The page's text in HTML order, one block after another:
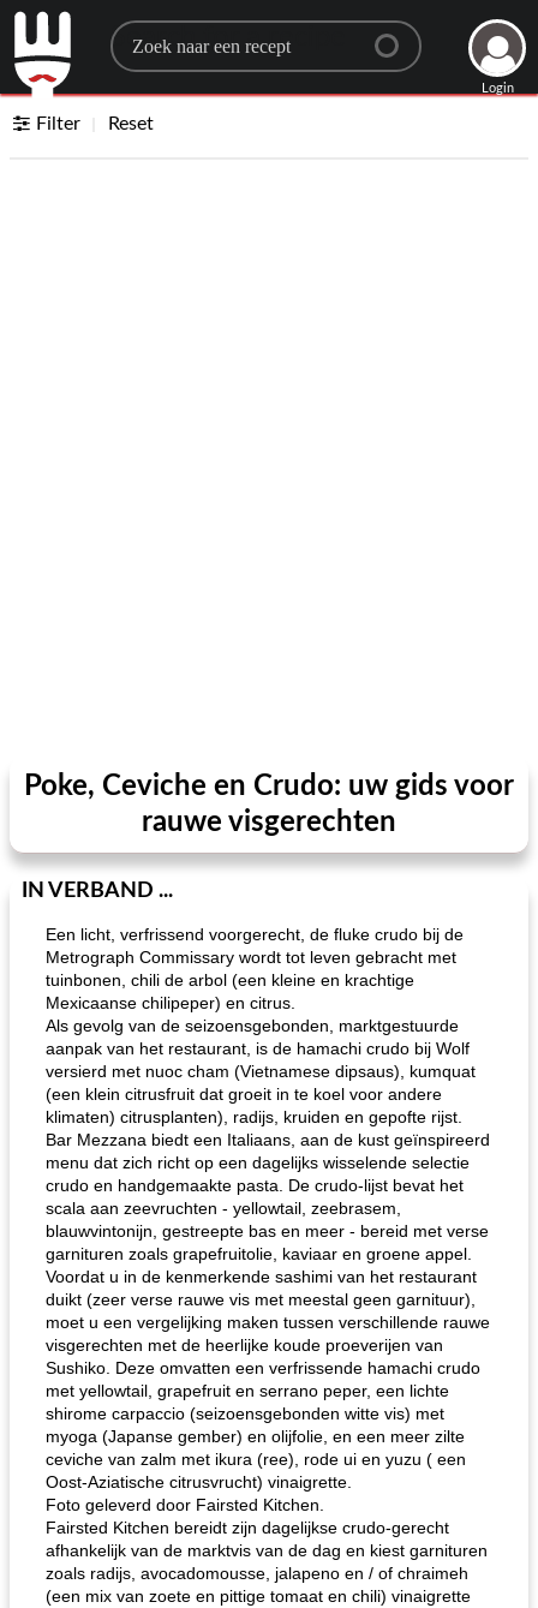
Search for a recipe
Login
Filter Reset
Poke, Ceviche en Crudo: uw gids voor
rauwe visgerechten
IN VERBAND ...
Een licht, verfrissend voorgerecht, de fluke crudo bij de
Metrograph Commissary wordt tot leven gebracht met
tuinbonen, chili de arbol (een kleine en krachtige
Mexicaanse chilipeper) en citrus.
Als gevolg van de seizoensgebonden, marktgestuurde
aanpak van het restaurant, is de hamachi crudo bij Wolf
versierd met nuoc cham (Vietnamese dipsaus), kumquat
(een klein citrusfruit dat groeit in te koel voor andere
klimaten) citrusplanten), radijs, kruiden en gepofte rijst.
Bar Mezzana biedt een Italiaans, aan de kust geïnspireerd
menu dat zich richt op een dagelijks wisselende selectie
crudo en handgemaakte pasta. De crudo-lijst bevat het
scala aan zeevruchten - yellowtail, zeebrasem,
blauwvintonijn, gestreepte bas en meer - bereid met verse
garnituren zoals grapefruitolie, kaviaar en groene appel.
Voordat u in de kenmerkende sashimi van het restaurant
duikt (zeer verse rauwe vis met meestal geen garnituur),
moet u een vergelijking maken tussen verschillende rauwe
visgerechten met de heerlijke koude proeverijen van
Sushiko. Deze omvatten een verfrissende hamachi crudo
met yellowtail, grapefruit en serrano peper, een lichte
shirome carpaccio (seizoensgebonden witte vis) met
myoga (Japanse gember) en olijfolie, en een meer zilte
ceviche van zalm met ikura (ree), rode ui en yuzu ( een
Oost-Aziatische citrusvrucht) vinaigrette.
Foto geleverd door Fairsted Kitchen.
Fairsted Kitchen bereidt zijn dagelijkse crudo-gerecht
afhankelijk van de marktvis van de dag en kiest garnituren
zoals radijs, avocadomousse, jalapeno en / of chraimeh
(een mix van zoete en pittige tomaat en chili) vinaigrette